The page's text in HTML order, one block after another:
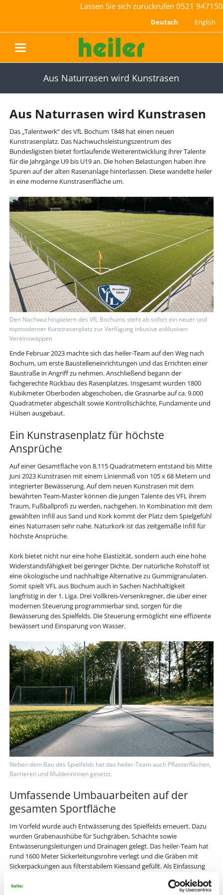
Lassen Sie sich zurückrufen 0521 947150
Deutsch English
Aus Naturrasen wird Kunstrasen
Aus Naturrasen wird Kunstrasen
Das „Talentwerk“ des VfL Bochum 1848 hat einen neuen
Kunstrasenplatz. Das Nachwuchsleistungszentrum des
Bundesligisten bietet fortlaufende Weiterentwicklung ihrer Talente
für die Jahrgänge U9 bis U19 an. Die hohen Belastungen haben ihre
Spuren auf der alten Rasenanlage hinterlassen. Diese wandelte heiler
in eine moderne Kunstrasenfläche um.
Den Nachwuchsspielern des VfL Bochums steht ab sofort ein neuer und
topmoderner Kunstrasenplatz zur Verfügung inkusive exklusiven
Vereinswappen
Ende Februar 2023 machte sich das heiler-Team auf den Weg nach
Bochum, um erste Baustelleneinrichtungen und das Errichten einer
Baustraße in Angriff zu nehmen. Anschließend begann der
fachgerechte Rückbau des Rasenplatzes. Insgesamt wurden 1800
Kubikmeter Oberboden abgeschoben, die Grasnarbe auf ca. 9.000
Quadratmeter abgeschält sowie Kontrollschächte, Fundamente und
Hülsen ausgebaut.
Ein Kunstrasenplatz für höchste
Ansprüche
Auf einer Gesamtfläche von 8.115 Quadratmetern entstand bis Mitte
Juni 2023 Kunstrasen mit einem Linienmaß von 105 x 68 Metern und
integrierter Bewässerung. Auf dem neuen Kunstrasen mit dem
bewährten Team-Master können die Jungen Talente des VFL ihrem
Traum, Fußballprofi zu werden, nachgehen. In Kombination mit dem
gewählten Infill aus Sand und Kork kommt der Platz dem Spielgefühl
eines Naturrasen sehr nahe. Naturkork ist das zeitgemäße Infill für
höchste Ansprüche.
Kork bietet nicht nur eine hohe Elastizität, sondern auch eine hohe
Widerstandsfähigkeit bei geringer Dichte. Der natürliche Rohstoff ist
eine ökologische und nachhaltige Alternative zu Gummigranulaten.
Somit spielt VFL aus Bochum auch in Sachen Nachhaltigkeit
langfristig in der 1. Liga. Drei Vollkreis-Versenkregner, die über einer
modernen Steuerung programmierbar sind, sorgen für die
Bewässerung des Spielfelds. Die Steuerung ermöglicht eine effiziente
bewässert und Einsparung von Wasser.
Neben dem Bau des Spielfelds hat das heiler-Team auch Pflasterflächen,
Barrieren und Muldenrinnen gesetzt.
Umfassende Umbauarbeiten auf der
gesamten Sportfläche
Im Vorfeld wurde auch Entwässerung des Spielfelds erneuert. Dazu
wurden Grabenaushübe für Suchgräben, Schächte sowie
Entwässerungsleitungen und Drainagen gelegt. Das heiler-Team hat
rund 1600 Meter Sickerleitungsrohre verlegt und die Gräben mit
Sickerpackungen aus filterstabilem Kiessand gefüllt. Als Einfassung
für das Kunstrasensystem dienen eine ungebundene